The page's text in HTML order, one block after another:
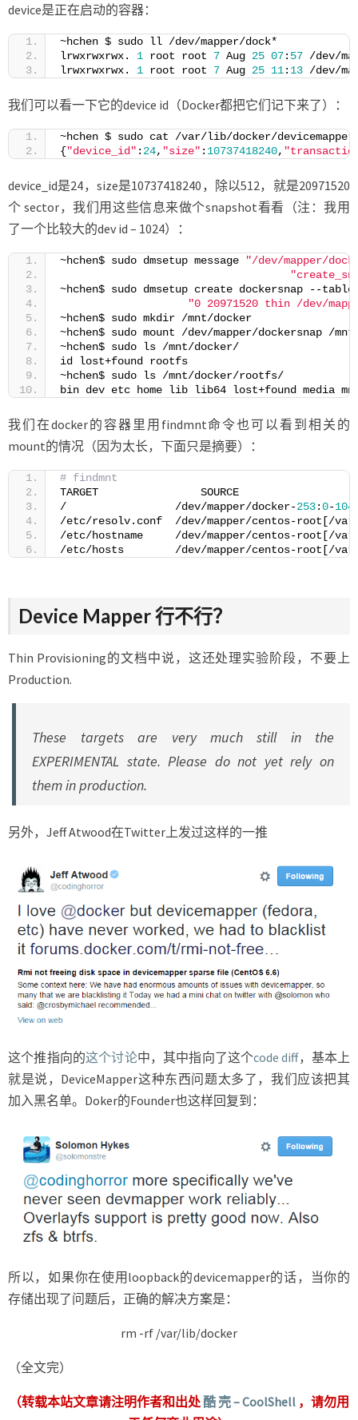
device是正在启动的容器：
~hchen $ sudo ll /dev/mapper/dock*
lrwxrwxrwx. 1 root root 7 Aug 25 07: 57 /dev/
lrwxrwxrwx. 1 root root 7 Aug 25 11: 13 /dev/
我们可以看一下它的device id（Docker都把它们记下来了）：
~hchen $ sudo cat /var/lib/docker/devicemapper/
{"device_id" : 24, "size" : 10737418240,
device_id是24，size是10737418240，除以512，就是20971520
个 sector，我们用这些信息来做个snapshot看看（注：我用
了一个比较大的dev id – 1024）：
~hchen$ sudo dmsetup message
"/dev/mapper/
~hchen$ sudo dmsetup create dockersnap --
"0 20971520 thin /dev/
~hchen$ sudo mkdir /mnt/docker
~hchen$ sudo mount /dev/mapper/dockersnap /
~hchen$ sudo ls /mnt/docker/
id lost+found rootfs
~hchen$ sudo ls /mnt/docker/rootfs/
bin dev etc home lib lib64 lost+found media
我们在docker的容器里用findmnt命令也可以看到相关的
mount的情况（因为太长，下面只是摘要）：
# findmnt
TARGET                SOURCE
/                 /dev/mapper/docker-253:0-
/etc/resolv.conf  /dev/mapper/centos-root[/
/etc/hostname     /dev/mapper/centos-root[/
/etc/hosts        /dev/mapper/centos-root[/var/
Device Mapper 行不行？
Thin Provisioning的文档中说，这还处理实验阶段，不要上
Production.
These targets are very much still in the
EXPERIMENTAL state. Please do not yet rely on
them in production.
另外，Jeff Atwood在Twitter上发过这样的一推
这个推指向的这个讨论中，其中指向了这个code diff，基本上
就是说，DeviceMapper这种东西问题太多了，我们应该把其
加入黑名单。Doker的Founder也这样回复到：
所以，如果你在使用loopback的devicemapper的话，当你的
存储出现了问题后，正确的解决方案是：
rm -rf /var/lib/docker
（全文完）
（转载本站文章请注明作者和出处酷 壳 – CoolShell ，请勿用